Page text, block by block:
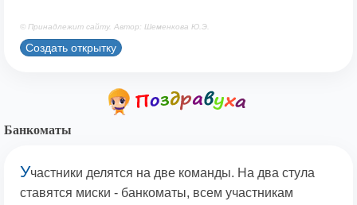
© Принадлежит сайту. Автор: Шеменкова Ю.Э.
Создать открытку
Банкоматы
Участники делятся на две команды. На два стула
ставятся миски - банкоматы, всем участникам